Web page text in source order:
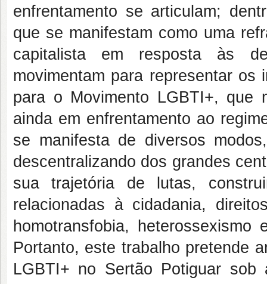
enfrentamento se articulam;
que se manifestam como uma
capitalista em resposta às
movimentam para representar os
para o Movimento LGBTI+,
ainda em enfrentamento ao
se manifesta de diversos
descentralizando dos grandes
sua trajetória de lutas,
relacionadas à cidadania,
homotransfobia,
Portanto, este trabalho pretende
LGBTI+ no Sertão Potiguar